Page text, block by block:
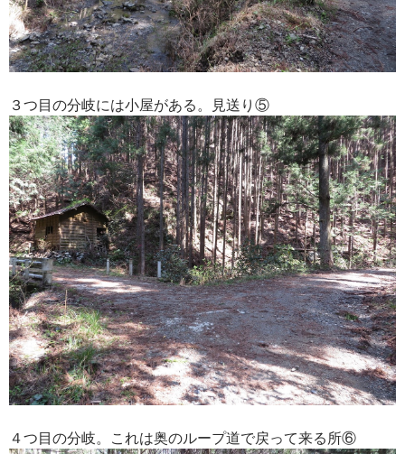
３つ目の分岐には小屋がある。見送り⑤
４つ目の分岐。これは奥のループ道で戻って来る所⑥